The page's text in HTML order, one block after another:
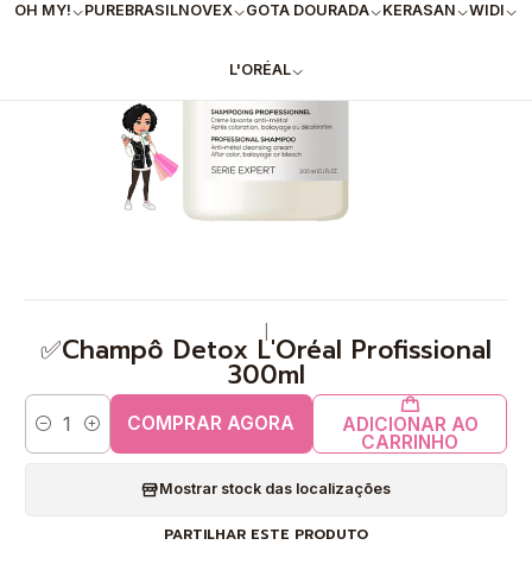
OH MY! PUREBRASILNOVEX GOTA DOURADA KERASAN WIDI
L'ORÉAL
✅Champô Detox L'Oréal Profissional
300ml
Quantidade ADICIONAR AO
CARRINHO
COMPRAR AGORA
Mostrar stock das localizações
PARTILHAR ESTE PRODUTO